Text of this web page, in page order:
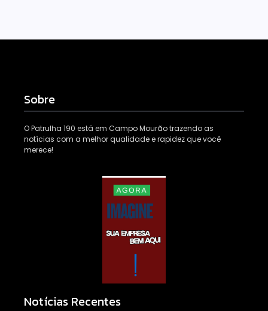
Sobre
O Patrulha 190 está em Campo Mourão trazendo as
notícias com a melhor qualidade e rapidez que você
merece!
Notícias Recentes